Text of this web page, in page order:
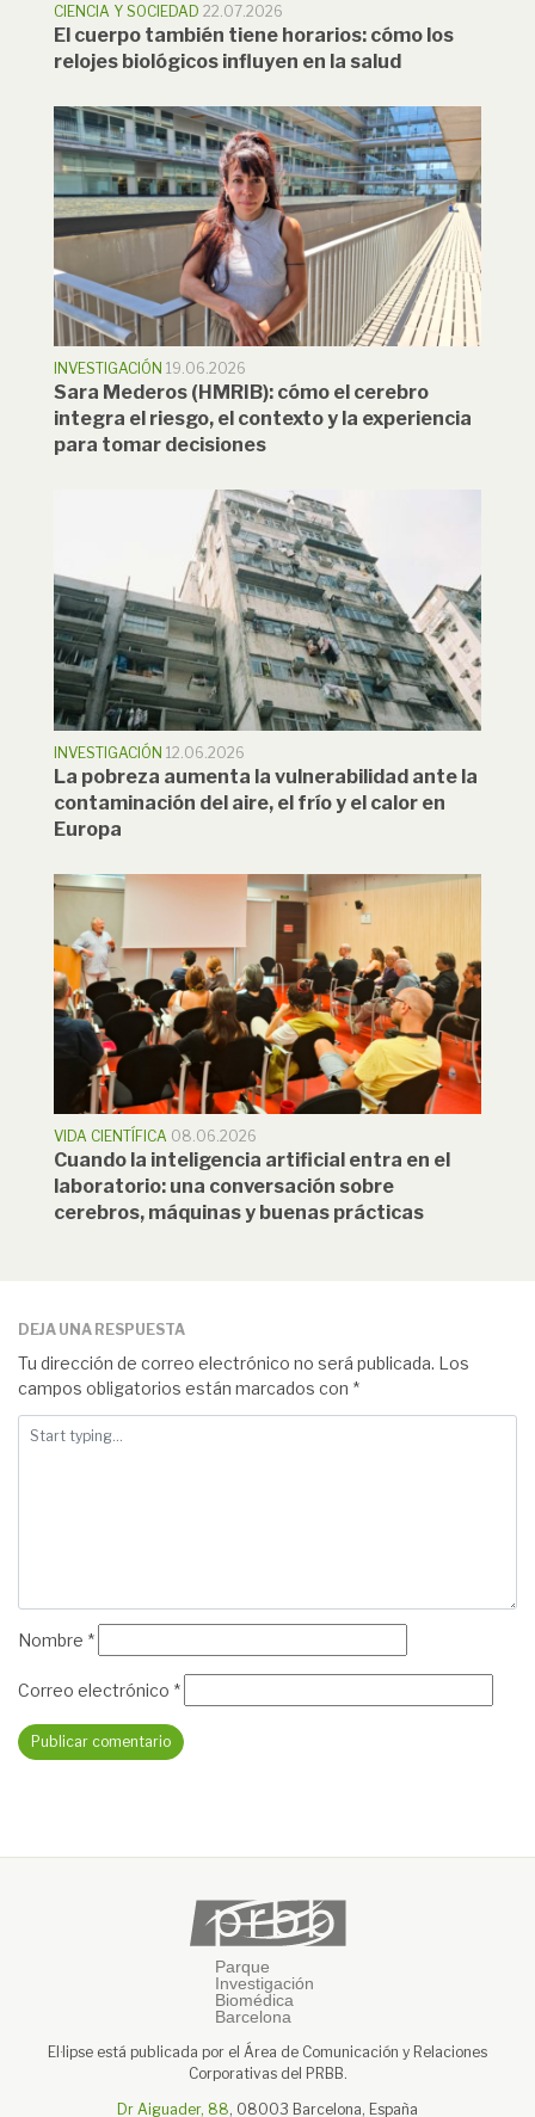
CIENCIA Y SOCIEDAD 22.07.2026
El cuerpo también tiene horarios: cómo los
relojes biológicos influyen en la salud
INVESTIGACIÓN 19.06.2026
Sara Mederos (HMRIB): cómo el cerebro
integra el riesgo, el contexto y la experiencia
para tomar decisiones
INVESTIGACIÓN 12.06.2026
La pobreza aumenta la vulnerabilidad ante la
contaminación del aire, el frío y el calor en
Europa
VIDA CIENTÍFICA 08.06.2026
Cuando la inteligencia artificial entra en el
laboratorio: una conversación sobre
cerebros, máquinas y buenas prácticas
DEJA UNA RESPUESTA
Tu dirección de correo electrónico no será publicada. Los
campos obligatorios están marcados con *
Nombre *
Correo electrónico *
El·lipse está publicada por el Área de Comunicación y Relaciones
Corporativas del PRBB.
Dr Aiguader, 88, 08003 Barcelona, España